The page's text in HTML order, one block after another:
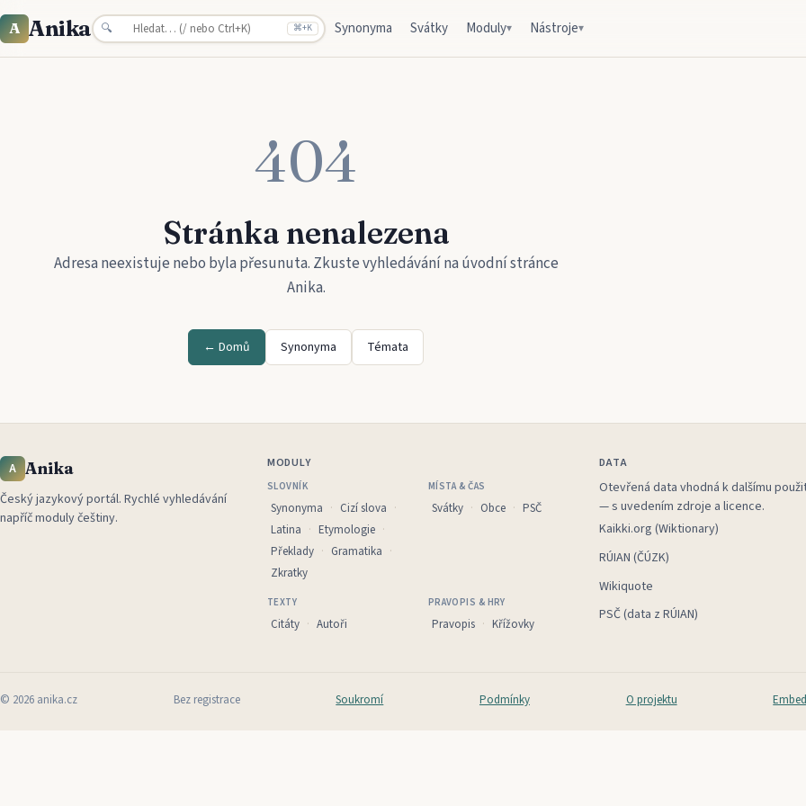
A Anika 🔍 ⌘+K Synonyma Svátky Moduly▾ Nástroje▾
404
Stránka nenalezena
Adresa neexistuje nebo byla přesunuta. Zkuste vyhledávání na úvodní stránce
Anika.
← Domů Synonyma Témata
A Anika
Český jazykový portál. Rychlé vyhledávání
napříč moduly češtiny.
MODULY
SLOVNÍK
Synonyma
Cizí slova
Latina
Etymologie
Překlady
Gramatika
Zkratky
MÍSTA & ČAS
Svátky Obce PSČ
TEXTY
Citáty Autoři
PRAVOPIS & HRY
Pravopis Křížovky
DATA
Otevřená data vhodná k dalšímu
— s uvedením zdroje a licence.
Kaikki.org (Wiktionary)
RÚIAN (ČÚZK)
Wikiquote
PSČ (data z RÚIAN)
© 2026 anika.cz Bez registrace Soukromí Podmínky O projektu